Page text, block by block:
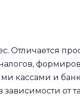
Отличается
кассами и
от